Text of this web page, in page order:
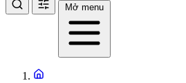
Mở menu